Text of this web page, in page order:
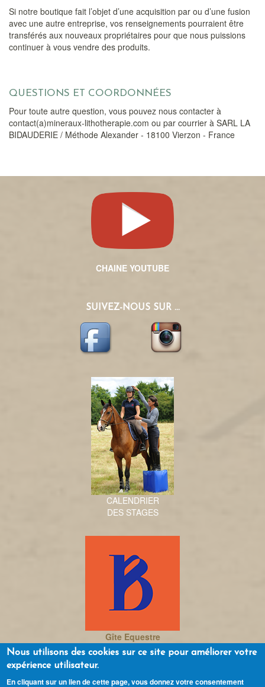
Si notre boutique fait l’objet d’une acquisition par ou d’une fusion
avec une autre entreprise, vos renseignements pourraient être
transférés aux nouveaux propriétaires pour que nous puissions
continuer à vous vendre des produits.
QUESTIONS ET COORDONNÉES
Pour toute autre question, vous pouvez nous contacter à
contact(a)mineraux-lithotherapie.com ou par courrier à SARL LA
BIDAUDERIE / Méthode Alexander - 18100 Vierzon - France
CHAINE YOUTUBE
SUIVEZ-NOUS SUR ...
CALENDRIER
DES STAGES
Gîte Equestre
La Bidauderie
Nous utilisons des cookies sur ce site pour améliorer votre
expérience utilisateur.
En cliquant sur un lien de cette page, vous donnez votre consentement